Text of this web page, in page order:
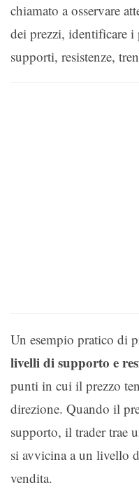
chiamato a osservare
dei prezzi, identificare
supporti, resistenze,
Un esempio pratico di
livelli di supporto e
punti in cui il prezzo
direzione. Quando il
supporto, il trader trae
si avvicina a un livello
vendita.